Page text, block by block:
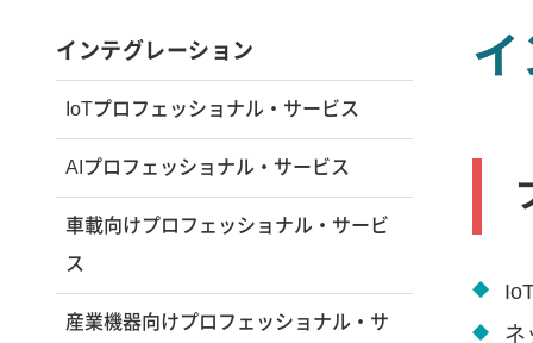
ネ
インテグレーション
IoTプロフェッショナル・サービス
AIプロフェッショナル・サービス
車載向けプロフェッショナル・サービ
ス
産業機器向けプロフェッショナル・サ